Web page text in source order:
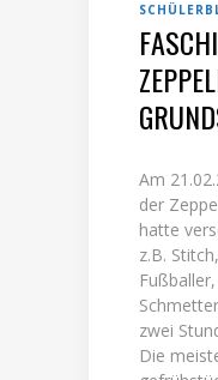
Am
der
hatte
z.B.
zwei
Die